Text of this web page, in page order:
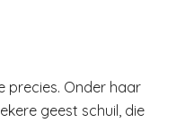
precies. Onder haar
geest schuil, die